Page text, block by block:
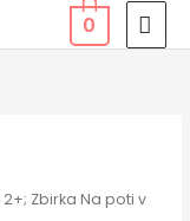
0
Zbirka Na poti v